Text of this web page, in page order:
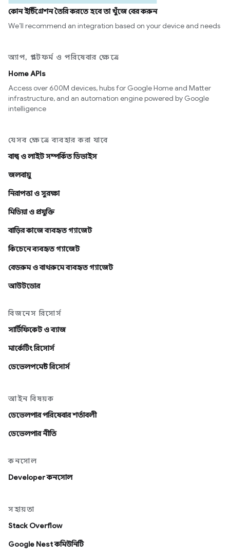
কোন ইন্টিগ্রেশন তৈরি করতে হবে তা খুঁজে বের করুন
We’ll recommend an integration based on your device and needs
অ্যাপ, প্ল্যাটফর্ম ও পরিষেবার ক্ষেত্রে
Home APIs
Access over 600M devices, hubs for Google Home and Matter
infrastructure, and an automation engine powered by Google
intelligence
যেসব ক্ষেত্রে ব্যবহার করা যাবে
বাল্ব ও লাইট সম্পর্কিত ডিভাইস
জলবায়ু
নিরাপত্তা ও সুরক্ষা
মিডিয়া ও প্রযুক্তি
বাড়ির কাজে ব্যবহৃত গ্যাজেট
কিচেনে ব্যবহৃত গ্যাজেট
বেডরুম ও বাথরুমে ব্যবহৃত গ্যাজেট
আউটডোর
বিজনেস রিসোর্স
সার্টিফিকেট ও ব্যাজ
মার্কেটিং রিসোর্স
ডেভেলপমেন্ট রিসোর্স
আইন বিষয়ক
ডেভেলপার পরিষেবার শর্তাবলী
ডেভেলপার নীতি
কনসোল
Developer কনসোল
সহায়তা
Stack Overflow
Google Nest কমিউনিটি